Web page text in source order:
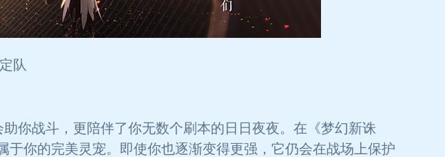
队
你战斗，更陪伴了你无数个刷本的日日夜夜。在《梦幻新诛
你的完美灵宠。即使你也逐渐变得更强，它仍会在战场上保护